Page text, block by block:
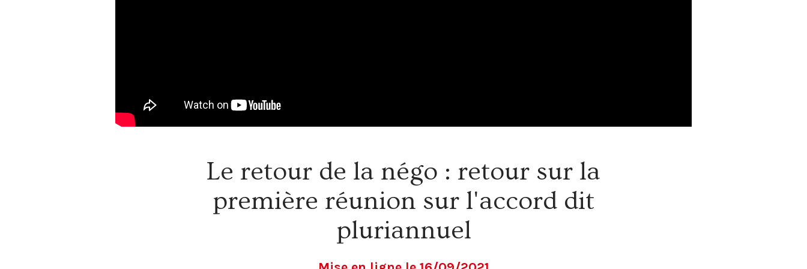
Le retour de la négo : retour sur la
première réunion sur l'accord dit
pluriannuel